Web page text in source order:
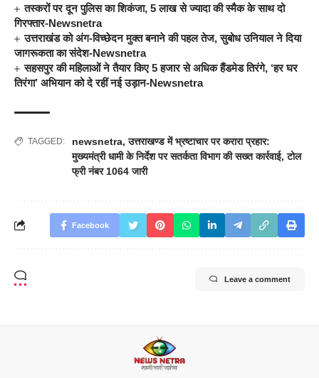
तस्करों पर दून पुलिस का शिकंजा, 5 लाख से ज्यादा की स्मैक के साथ दो
गिरफ्तार-Newsnetra
उत्तराखंड को अंग-विच्छेदन मुक्त बनाने की पहल तेज, सुबोध उनियाल ने दिया
जागरूकता का संदेश-Newsnetra
सहसपुर की महिलाओं ने तैयार किए 5 हजार से अधिक हैंडमेड तिरंगे, ‘हर घर
तिरंगा’ अभियान को दे रहीं नई उड़ान-Newsnetra
TAGGED: newsnetra,उत्तराखण्ड में भ्रष्टाचार पर करारा प्रहार:
मुख्यमंत्री धामी के निर्देश पर सतर्कता विभाग की सख्त कार्रवाई,टोल
फ्री नंबर 1064 जारी
Facebook
Leave a comment